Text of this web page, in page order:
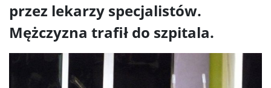
przez lekarzy specjalistów.
Mężczyzna trafił do szpitala.